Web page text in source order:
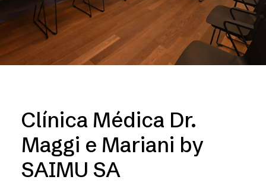
Clínica Médica Dr.
Maggi e Mariani by
SAIMU SA